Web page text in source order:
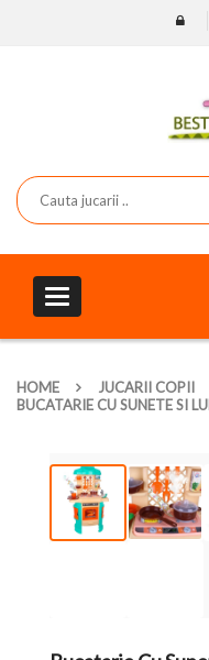
Toggle
navigation
HOME JUCARII COPII
BUCATARIE CU SUNETE SI